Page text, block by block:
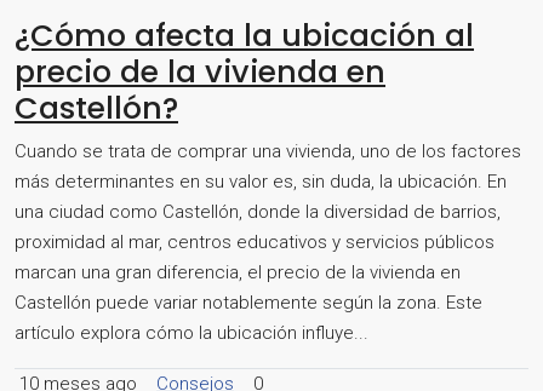
¿Cómo afecta la ubicación al
precio de la vivienda en
Castellón?
Cuando se trata de comprar una vivienda, uno de los factores
más determinantes en su valor es, sin duda, la ubicación. En
una ciudad como Castellón, donde la diversidad de barrios,
proximidad al mar, centros educativos y servicios públicos
marcan una gran diferencia, el precio de la vivienda en
Castellón puede variar notablemente según la zona. Este
artículo explora cómo la ubicación influye...
10 meses ago Consejos 0